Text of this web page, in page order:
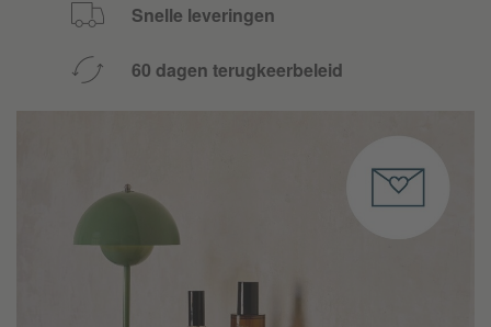
Snelle leveringen
60 dagen terugkeerbeleid